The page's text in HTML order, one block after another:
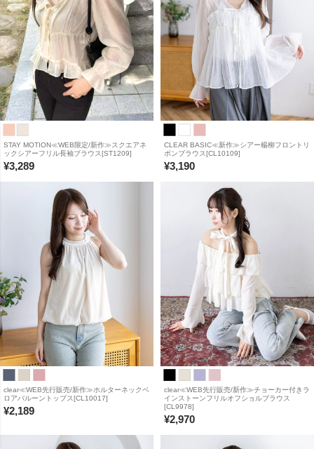
STAY MOTION≪WEB限定/新作≫スクエアネ
ックシアーフリル長袖ブラウス[ST1209]
¥3,289
CLEAR BASIC≪新作≫シアー楊柳フロントリ
ボンブラウス[CL10109]
¥3,190
clear≪WEB先行販売/新作≫ホルターネックベ
ロアバルーントップス[CL10017]
¥2,189
clear≪WEB先行販売/新作≫チョーカー付きラ
インストーンフリルオフショルブラウス
[CL9978]
¥2,970